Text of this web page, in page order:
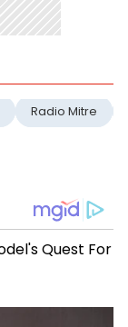
Radio Mitre